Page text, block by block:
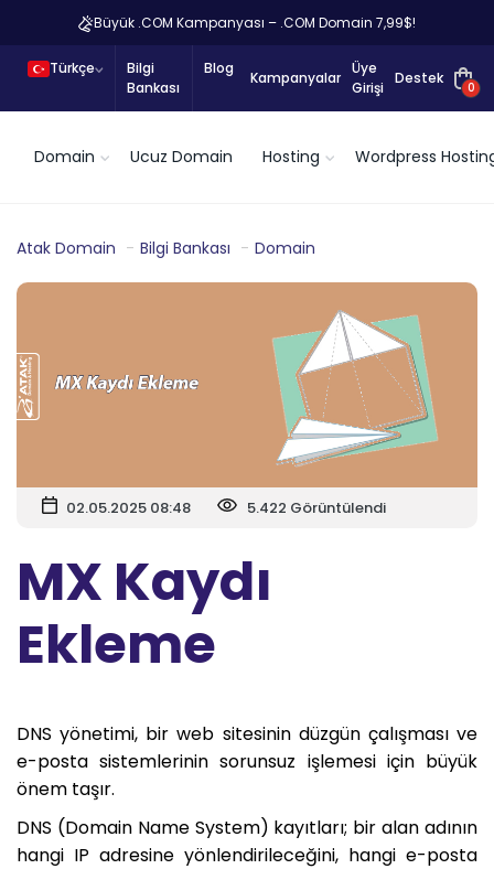
Büyük .COM Kampanyası – .COM Domain 7,99$!
Türkçe
Bilgi
Bankası
Blog
Kampanyalar
Üye
Girişi
Destek
0
Domain Ucuz Domain Hosting Wordpress
Atak Domain Bilgi Bankası Domain
02.05.2025 08:48 5.422 Görüntülendi
MX Kaydı
Ekleme
DNS yönetimi, bir web sitesinin düzgün çalışması ve
e-posta sistemlerinin sorunsuz işlemesi için büyük
önem taşır.
DNS (Domain Name System) kayıtları; bir alan adının
hangi IP adresine yönlendirileceğini, hangi e-posta